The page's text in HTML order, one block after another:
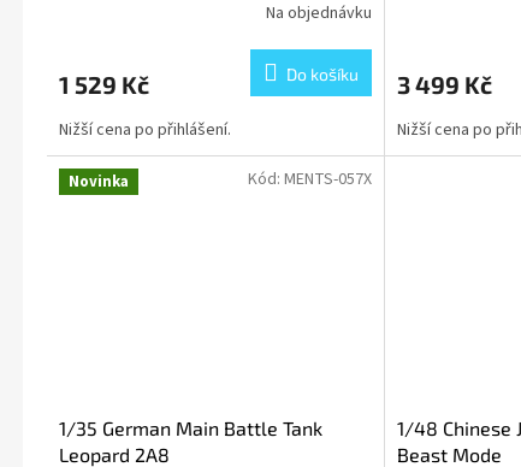
Na objednávku
1 529 Kč Do košíku
Nižší cena po přihlášení.
3 499 Kč
Nižší cena po
Novinka
1/35 German Main Battle Tank
Leopard 2A8
Kód: MENTS-057X
1/48 Chinese
Beast Mode